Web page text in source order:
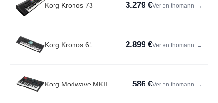
Korg Kronos 73 3.279 €Ver en thomann →
Korg Kronos 61 2.899 €Ver en thomann →
Korg Modwave MKII 586 €Ver en thomann →